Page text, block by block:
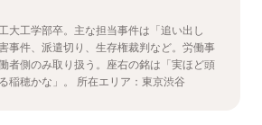
大工学部卒。主な担当事件は「追い出し
事件、派遣切り、生存権裁判など。労働事
者側のみ取り扱う。座右の銘は「実ほど頭
稲穂かな」。 所在エリア：東京渋谷